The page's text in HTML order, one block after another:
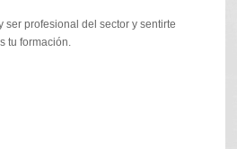
ser profesional del sector y sentirte
tu formación.